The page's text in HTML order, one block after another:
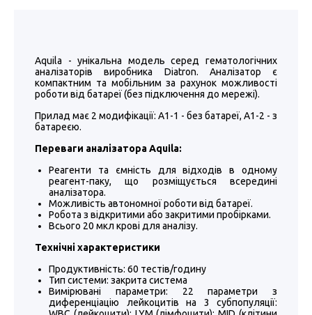
Aquila - унікальна модель серед гематологічних
аналізаторів виробника Diatron. Аналізатор є
компактним та мобільним за рахунок можливості
роботи від батареї (без підключення до мережі).
Прилад має 2 модифікації: А1-1 - без батареї, A1-2 - з
батареєю.
Переваги аналізатора Aquila:
Реагенти та ємність для відходів в одному
реагент-паку, що розміщується всередині
аналізатора.
Можливість автономної роботи від батареї.
Робота з відкритими або закритими пробірками.
Всього 20 мкл крові для аналізу.
Технічні характеристики
Продуктивність: 60 тестів/годину
Тип системи: закрита система
Вимірювані параметри: 22 параметри з
диференціацію лейкоцитів на 3 субпопуляції: